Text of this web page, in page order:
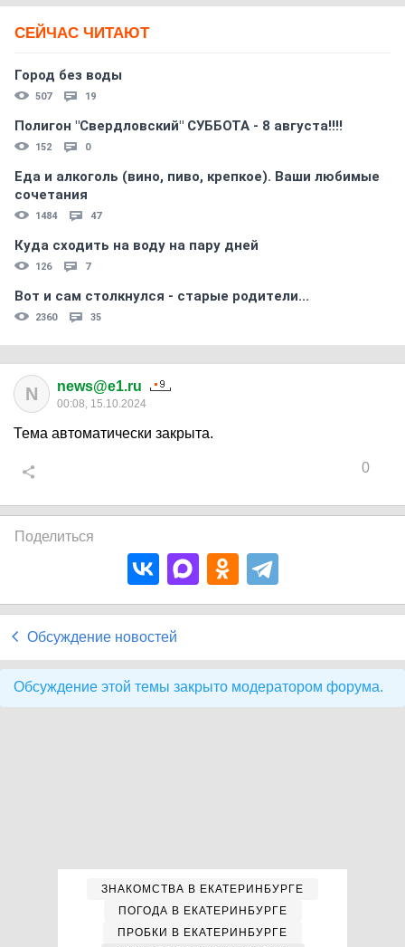
СЕЙЧАС ЧИТАЮТ
Город без воды
507 19
Полигон "Свердловский" СУББОТА - 8 августа!!!!
152 0
Еда и алкоголь (вино, пиво, крепкое). Ваши любимые
сочетания
1484 47
Куда сходить на воду на пару дней
126 7
Вот и сам столкнулся - старые родители...
2360 35
N news@e1.ru
00:08, 15.10.2024
Тема автоматически закрыта.
0
Поделиться
Обсуждение новостей
Обсуждение этой темы закрыто модератором форума.
ЗНАКОМСТВА В ЕКАТЕРИНБУРГЕ
ПОГОДА В ЕКАТЕРИНБУРГЕ
ПРОБКИ В ЕКАТЕРИНБУРГЕ